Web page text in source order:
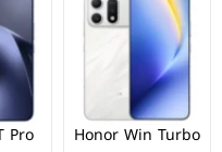
Honor Win Turbo
Pro